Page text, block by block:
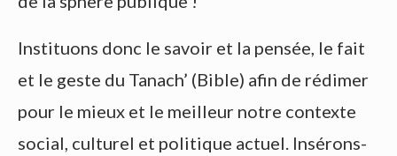
Instituons donc le savoir et la pensée, le fait
et le geste du Tanach’ (Bible) afin de rédimer
pour le mieux et le meilleur notre contexte
social, culturel et politique actuel. Insérons-